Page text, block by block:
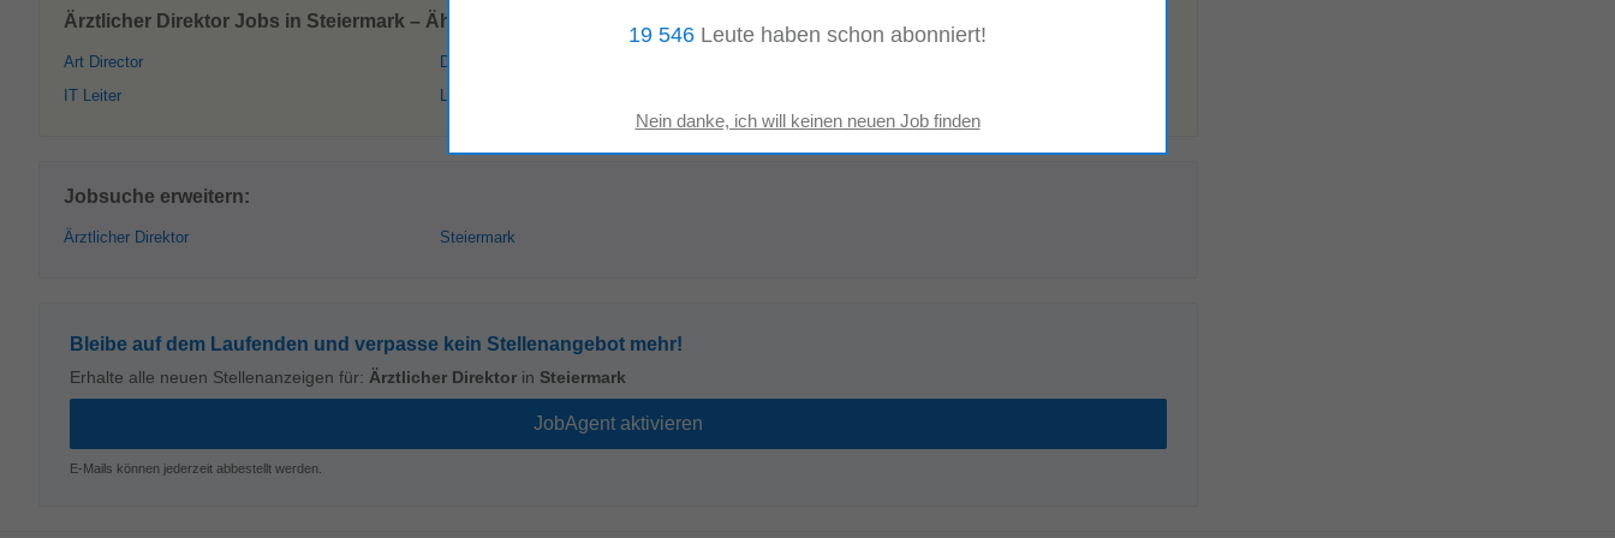
Ärztlicher Direktor Jobs in Steiermark – Ähnliche Stellenangebote:
Art Director
IT Leiter
Direktor
Leiter
Jobsuche erweitern:
Ärztlicher Direktor Steiermark
Bleibe auf dem Laufenden und verpasse kein Stellenangebot mehr!
Erhalte alle neuen Stellenanzeigen für: Ärztlicher Direktor in Steiermark
E-Mails können jederzeit abbestellt werden.
19 546 Leute haben schon abonniert!